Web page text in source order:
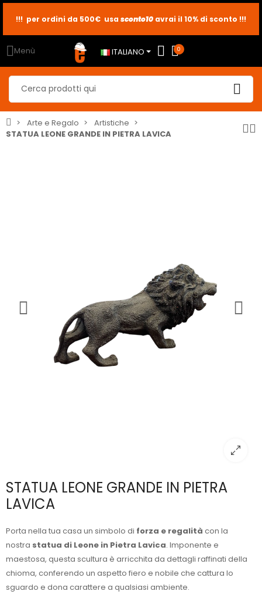
sconto2
sconto5
!!! per ordini da 500€ usa sconto10 avrai il 10% di sconto !!!
Menù ITALIANO 0
Arte e Regalo
Artistiche
STATUA LEONE GRANDE IN PIETRA LAVICA
STATUA LEONE GRANDE IN PIETRA
LAVICA
Porta nella tua casa un simbolo di forza e regalità con la
nostra statua di Leone in Pietra Lavica. Imponente e
maestosa, questa scultura è arricchita da dettagli raffinati della
chioma, conferendo un aspetto fiero e nobile che cattura lo
sguardo e dona carattere a qualsiasi ambiente.